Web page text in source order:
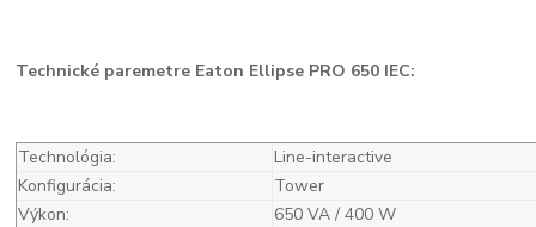
Technické paremetre Eaton Ellipse PRO 650 IEC:
Technológia:
Line-interactive
Konfigurácia:
Tower
Výkon:
650 VA / 400 W